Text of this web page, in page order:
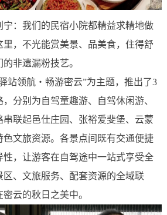
宁：我们的民宿小院都精益求精地做
里，不光能赏美景、品美食，住得舒
非遗漏粉技艺。
站领航・畅游密云”为主题，推出了3
分别为自驾童趣游、自驾休闲游、
串联起邑仕庄园、张裕爱斐堡、云蒙
色文旅资源。各景点间既有交通便捷
，让游客在自驾途中一站式享受全
区、文旅服务、配套资源的全域联
云的秋日之美中。